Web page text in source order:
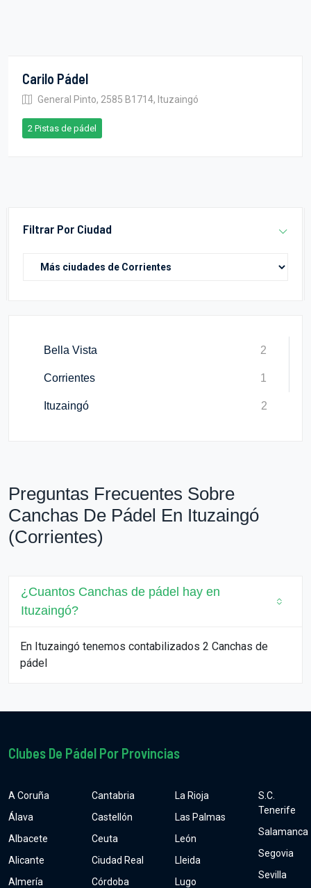
Filtrar Por Ciudad
Carilo Pádel
General Pinto, 2585 B1714, Ituzaingó
2 Pistas de pádel
Bella Vista 2
Corrientes 1
Ituzaingó 2
Preguntas Frecuentes Sobre
Canchas De Pádel En Ituzaingó
(Corrientes)
¿Cuantos Canchas de pádel hay en
Ituzaingó?
En Ituzaingó tenemos contabilizados 2 Canchas de
pádel
Clubes De Pádel Por Provincias
A Coruña
Álava
Albacete
Alicante
Almería
Cantabria
Castellón
Ceuta
Ciudad Real
Córdoba
La Rioja
Las Palmas
León
Lleida
Lugo
S.C.
Tenerife
Salamanca
Segovia
Sevilla